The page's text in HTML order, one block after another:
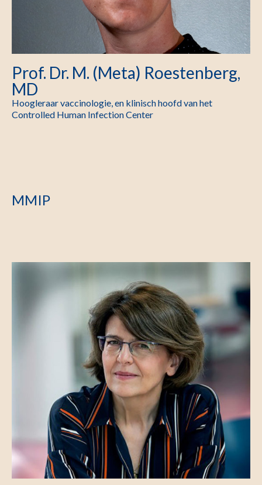
Prof. Dr. M. (Meta) Roestenberg,
MD
Hoogleraar vaccinologie, en klinisch hoofd van het
Controlled Human Infection Center
MMIP